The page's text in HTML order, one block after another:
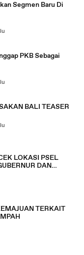
Segmen Baru Di
PKB Sebagai
BALI TEASER
LOKASI PSEL
DAN
TERKAIT